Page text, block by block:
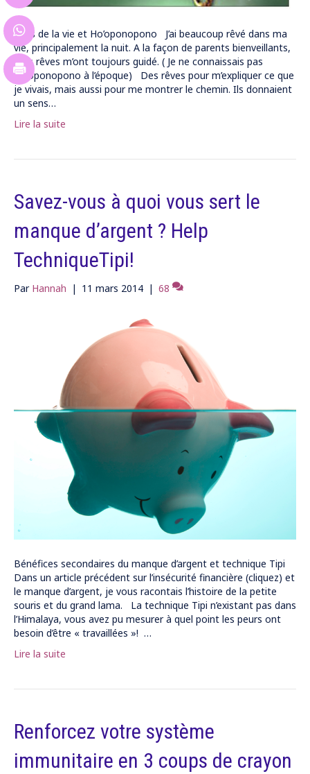
Sens de la vie et Ho’oponopono J’ai beaucoup rêvé dans ma
vie, principalement la nuit. A la façon de parents bienveillants,
mes rêves m’ont toujours guidé. ( Je ne connaissais pas
Ho’oponopono à l’époque) Des rêves pour m’expliquer ce que
je vivais, mais aussi pour me montrer le chemin. Ils donnaient
un sens…
Lire la suite
Savez-vous à quoi vous sert le
manque d’argent ? Help
TechniqueTipi!
Par Hannah | 11 mars 2014 | 68
Bénéfices secondaires du manque d’argent et technique Tipi
Dans un article précédent sur l’insécurité financière (cliquez) et
le manque d’argent, je vous racontais l’histoire de la petite
souris et du grand lama. La technique Tipi n’existant pas dans
l’Himalaya, vous avez pu mesurer à quel point les peurs ont
besoin d’être « travaillées »! …
Lire la suite
Renforcez votre système
immunitaire en 3 coups de crayon